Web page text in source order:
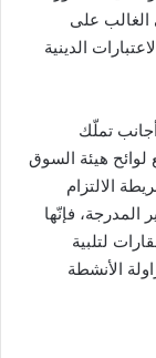
على
الدينية
تملّك
لوائح هيئة السوق
الالتزام
المدرجة، فإنّها
لتلبية
الأنشطة